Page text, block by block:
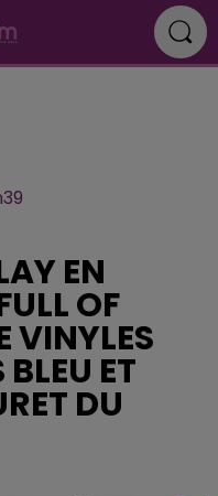
EN
OF
VINYLES
ET
DU